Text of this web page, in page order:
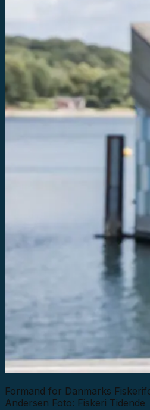
Formand for Danmarks
Andersen Foto: Fiskeri Tidende